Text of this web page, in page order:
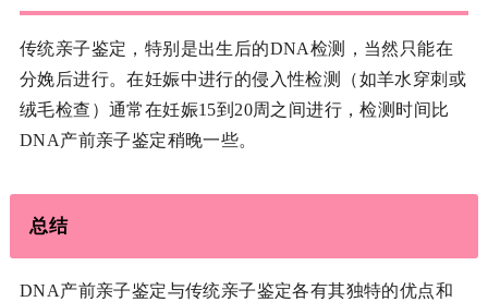
传统亲子鉴定，特别是出生后的DNA检测，当然只能在
分娩后进行。在妊娠中进行的侵入性检测（如羊水穿刺或
绒毛检查）通常在妊娠15到20周之间进行，检测时间比
DNA产前亲子鉴定稍晚一些。
总结
DNA产前亲子鉴定与传统亲子鉴定各有其独特的优点和